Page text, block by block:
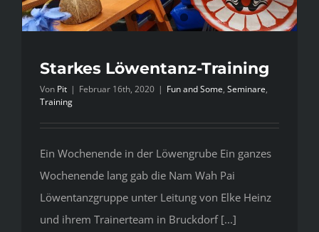
Starkes Löwentanz-Training
Von Pit | Februar 16th, 2020 | Fun and Some, Seminare,
Training
Ein Wochenende in der Löwengrube Ein ganzes
Wochenende lang gab die Nam Wah Pai
Löwentanzgruppe unter Leitung von Elke Heinz
und ihrem Trainerteam in Bruckdorf [...]